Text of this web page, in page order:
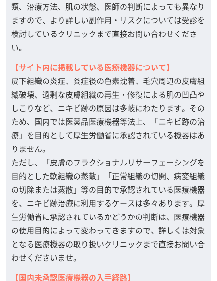
類、治療方法、肌の状態、医師の判断によっても異なり
ますので、より詳しい副作用・リスクについては受診を
検討しているクリニックまで直接お問い合わせくださ
い。
【サイト内に掲載している医療機器について】
皮下組織の炎症、炎症後の色素沈着、毛穴周辺の皮膚組
織破壊、過剰な皮膚組織の再生・修復による肌の凹凸や
しこりなど、ニキビ跡の原因は多岐にわたります。その
ため、国内では医薬品医療機器等法上、「ニキビ跡の治
療」を目的として厚生労働省に承認されている機器はあ
りません。
ただし、「皮膚のフラクショナルリサーフェーシングを
目的とした軟組織の蒸散」「正常組織の切開、病変組織
の切除または蒸散」等の目的で承認されている医療機器
を、ニキビ跡治療に利用するケースは多々あります。厚
生労働省に承認されているかどうかの判断は、医療機器
の使用目的によって変わってきますので、詳しくは対象
となる医療機器の取り扱いクリニックまで直接お問い合
わせくださいませ。
【国内未承認医療機器の入手経路】